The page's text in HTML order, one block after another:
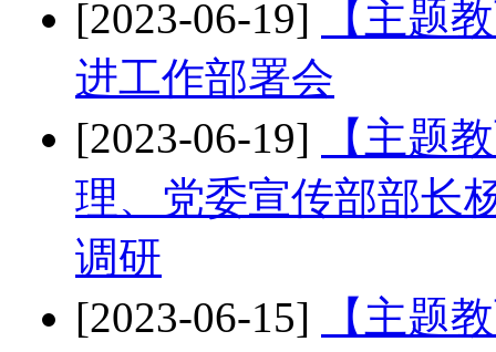
[2023-06-19]
【主题
进工作部署会
[2023-06-19]
【主题
理、党委宣传部部长
调研
[2023-06-15]
【主题